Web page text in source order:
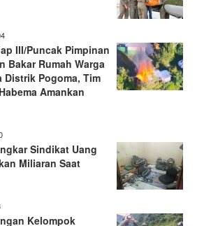
III/Puncak Pimpinan
Bakar Rumah Warga
Distrik Pogoma, Tim
Amankan
Sindikat Uang
Miliaran Saat
Kelompok